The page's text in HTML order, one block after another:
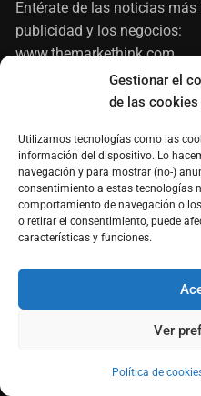
Gestionar el
de las cookies
Utilizamos tecnologías como las
información del dispositivo. Lo
navegación y para mostrar (no-)
consentimiento a estas tecnologías
comportamiento de navegación o
o retirar el consentimiento, puede
características y funciones.
Ver
Política de
Entérate de las noticias
publicidad y los negocios:
www.themarkethink.com
Impresiónate con lo último
www.printproject.com.mx
Sólo para cinéfilos de
www.elautocinema.com